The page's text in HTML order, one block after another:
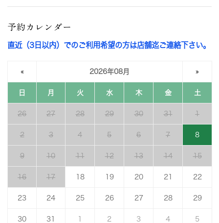
予約カレンダー
直近（3日以内）でのご利用希望の方は店舗迄ご連絡下さい。
« 2026年08月 »
日 月 火 水 木 金 土
26 27 28 29 30 31 1
2 3 4 5 6 7 8
9 10 11 12 13 14 15
16 17 18 19 20 21 22
23 24 25 26 27 28 29
30 31 1 2 3 4 5